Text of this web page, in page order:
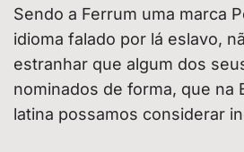
Sendo a Ferrum uma marca
idioma falado por lá eslavo,
estranhar que algum dos
nominados de forma, que na
latina possamos considerar